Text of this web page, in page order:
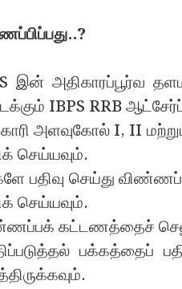
இன் அதிகாரப்பூர்வ
IBPS RRB
அளவுகோல் I, II
செய்யவும்.
பதிவு செய்து
செய்யவும்.
கட்டணத்தைச்
பக்கத்தைப்